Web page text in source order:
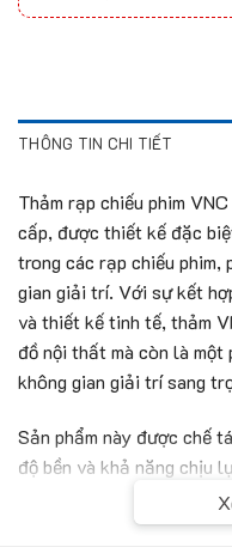
THÔNG TIN CHI TIẾT
Thảm rạp chiếu phim
cấp, được thiết kế đặc
trong các rạp chiếu phim,
gian giải trí. Với sự kết
và thiết kế tinh tế, thảm
đồ nội thất mà còn là
không gian giải trí sang
Sản phẩm này được chế
độ bền và khả năng chịu
sự di chuyển liên tục của
VNC – RCP02 không chỉ